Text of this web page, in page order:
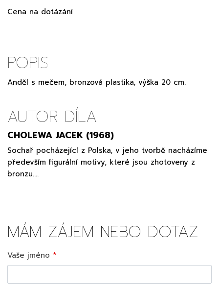
Cena na dotázání
POPIS
Anděl s mečem, bronzová plastika, výška 20 cm.
AUTOR DÍLA
CHOLEWA JACEK (1968)
Sochař pocházející z Polska, v jeho tvorbě nacházíme
především figurální motivy, které jsou zhotoveny z
bronzu.…
MÁM ZÁJEM NEBO DOTAZ
Vaše jméno